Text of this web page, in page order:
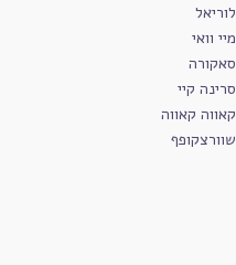
לוריאל
מיי וואי
סאקורה
סרינה קיי
קאווה קאווה
שוורצקופף